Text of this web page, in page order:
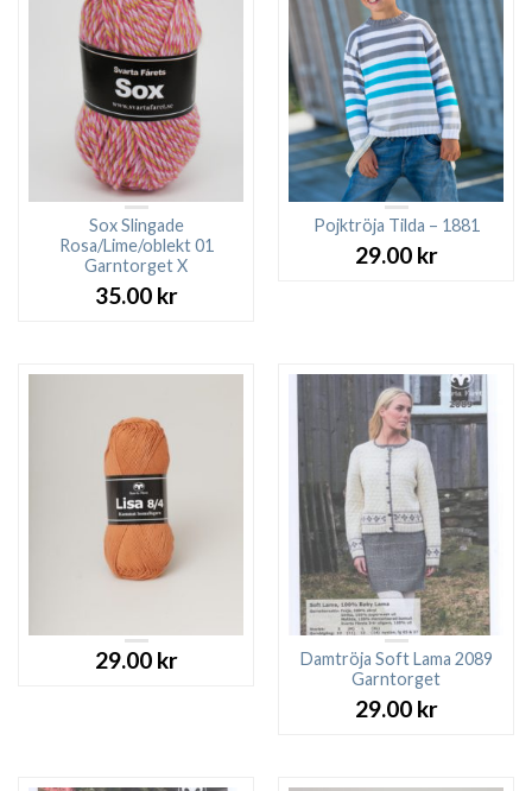
Sox Slingade
Rosa/Lime/oblekt 01
Garntorget X
35.00 kr
Pojktröja Tilda – 1881
29.00 kr
29.00 kr
Damtröja Soft Lama 2089
Garntorget
29.00 kr